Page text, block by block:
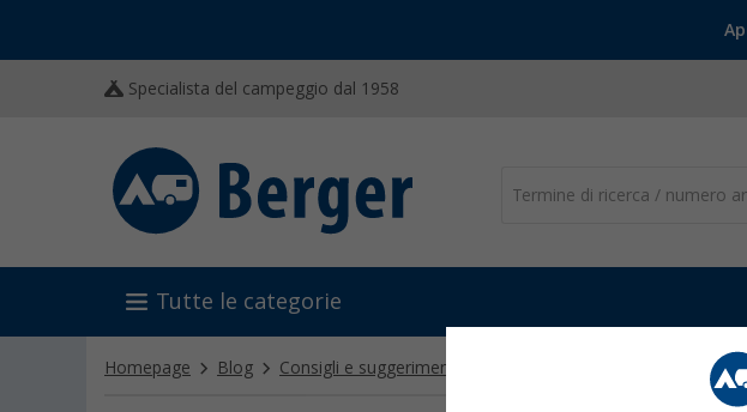
Specialista del campeggio dal 1958
Tutte le categorie
Homepage Blog Consigli e suggerimenti